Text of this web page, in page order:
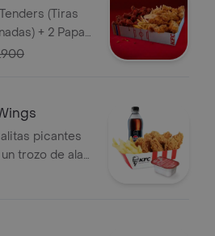
+ 2 Papas
de Salsa 100g
picantes
trozo de ala)
PET